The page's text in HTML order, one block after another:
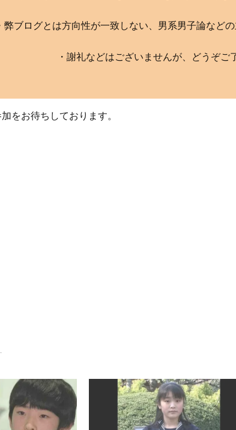
弊ブログとは方向性が一致しない、男系男子論など
・謝礼などはございませんが、どうぞご
をお待ちしております。